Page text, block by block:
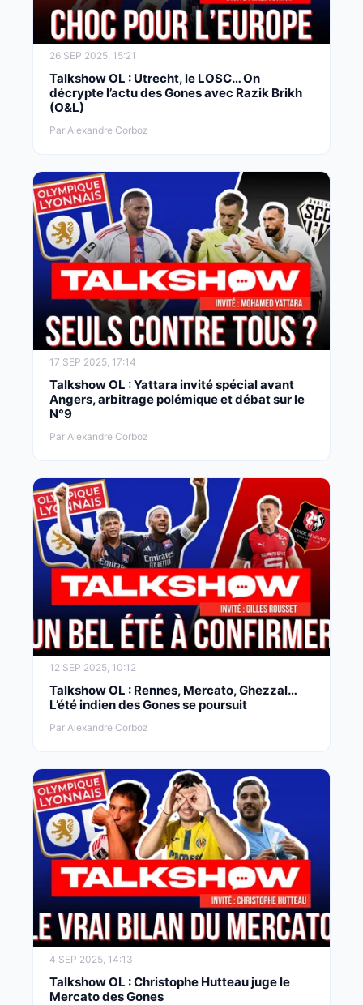
26 SEP 2025, 15:21
Talkshow OL : Utrecht, le LOSC… On
décrypte l’actu des Gones avec Razik Brikh
(O&L)
Par Alexandre Corboz
17 SEP 2025, 17:14
Talkshow OL : Yattara invité spécial avant
Angers, arbitrage polémique et débat sur le
N°9
Par Alexandre Corboz
12 SEP 2025, 10:12
Talkshow OL : Rennes, Mercato, Ghezzal…
L’été indien des Gones se poursuit
Par Alexandre Corboz
4 SEP 2025, 14:13
Talkshow OL : Christophe Hutteau juge le
Mercato des Gones